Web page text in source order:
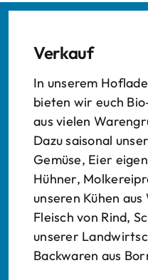
Verkauf
In unserem
bieten wir euch
aus vielen
Dazu saisonal
Gemüse, Eier
Hühner,
unseren Kühen
Fleisch von Rind,
unserer
Backwaren aus